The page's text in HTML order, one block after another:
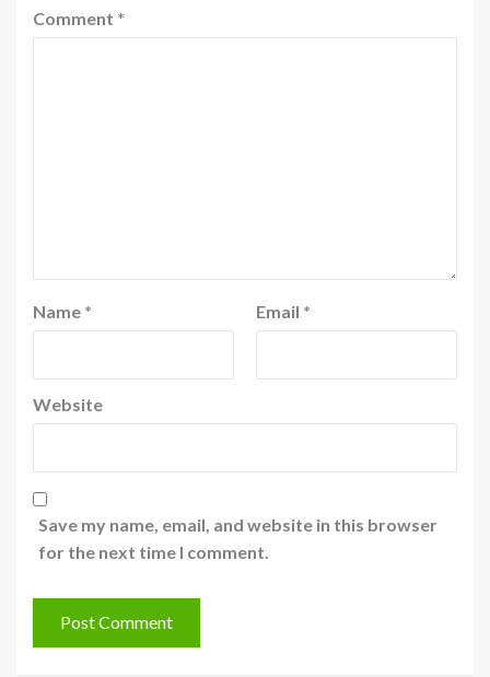
Comment *
Name * Email *
Website
Save my name, email, and website in this browser
for the next time I comment.